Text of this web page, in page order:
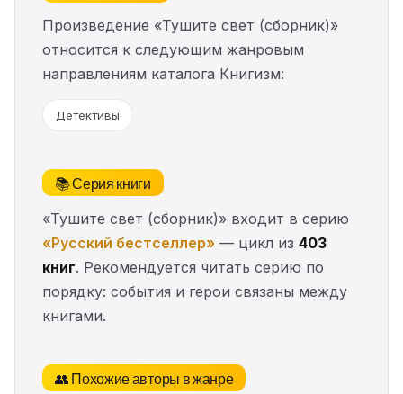
Произведение «Тушите свет (сборник)»
относится к следующим жанровым
направлениям каталога Книгизм:
Детективы
📚 Серия книги
«Тушите свет (сборник)» входит в серию
«Русский бестселлер» — цикл из 403
книг. Рекомендуется читать серию по
порядку: события и герои связаны между
книгами.
👥 Похожие авторы в жанре